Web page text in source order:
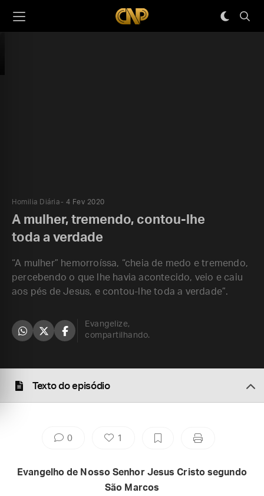
Homilia Diária 4 Fev 2020
A mulher, tremendo, contou-lhe
toda a verdade
“A mulher” hemorroíssa, “cheia de medo e tremendo,
percebendo o que lhe havia acontecido, veio e caiu
aos pés de Jesus, e contou-lhe toda a verdade”.
Evangelize,
compartilhando.
Texto do episódio
0 1
Evangelho de Nosso Senhor Jesus Cristo segundo
São Marcos